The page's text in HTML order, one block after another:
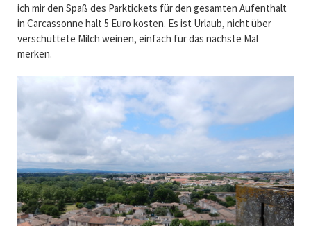
ich mir den Spaß des Parktickets für den gesamten Aufenthalt
in Carcassonne halt 5 Euro kosten. Es ist Urlaub, nicht über
verschüttete Milch weinen, einfach für das nächste Mal
merken.